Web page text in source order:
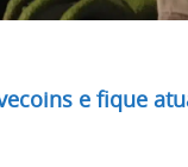
e fique